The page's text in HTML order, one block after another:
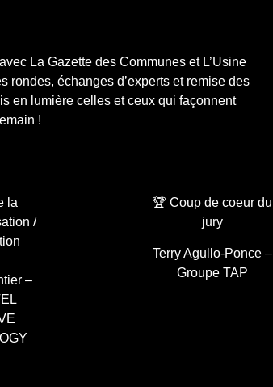
La Gazette des Communes et L’Usine
rondes, échanges d’experts et remise des
en lumière celles et ceux qui façonnent
!
la
/
–
🏆 Coup de coeur du
jury
Terry Agullo-Ponce –
Groupe TAP